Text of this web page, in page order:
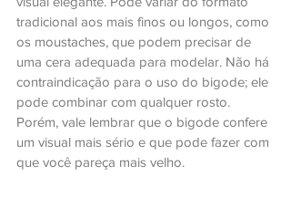
tradicional aos mais finos ou longos, como
os moustaches, que podem precisar de
uma cera adequada para modelar. Não há
contraindicação para o uso do bigode; ele
pode combinar com qualquer rosto.
Porém, vale lembrar que o bigode confere
um visual mais sério e que pode fazer com
que você pareça mais velho.